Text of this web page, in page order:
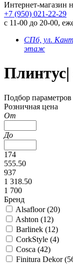
Интернет-магазин
+7 (950) 021-22-29
с 11-00 до 20-00,
СПб, ул.
этаж
Плинтус|
Подбор параметров
Розничная цена
От
До
174
555.50
937
1 318.50
1 700
Бренд
Alsafloor (20)
Ashton (12)
Barlinek (12)
CorkStyle (4)
Cosca (42)
Finitura Dekor (